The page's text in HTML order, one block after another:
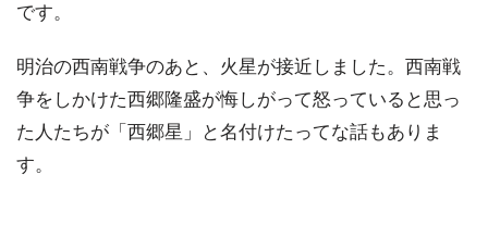
です。
明治の西南戦争のあと、火星が接近しました。西南戦
争をしかけた西郷隆盛が悔しがって怒っていると思っ
た人たちが「西郷星」と名付けたってな話もありま
す。